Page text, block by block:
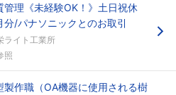
管理《未経験OK！》土日祝休
/パナソニックとのお取引
ライト工業所
照
製作職（OA機器に使用される樹